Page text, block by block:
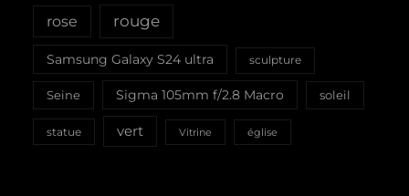
rose rouge
Samsung Galaxy S24 ultra sculpture
Seine Sigma 105mm f/2.8 Macro soleil
statue vert Vitrine église